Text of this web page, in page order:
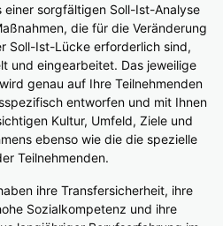
sorgfältigen Soll-Ist-Analyse
die für die Veränderung
Soll-Ist-Lücke erforderlich sind,
und eingearbeitet. Das jeweilige
genau auf Ihre Teilnehmenden
entworfen und mit Ihnen
Kultur, Umfeld, Ziele und
ebenso wie die die spezielle
Teilnehmenden.
ihre Transfersicherheit, ihre
Sozialkompetenz und ihre